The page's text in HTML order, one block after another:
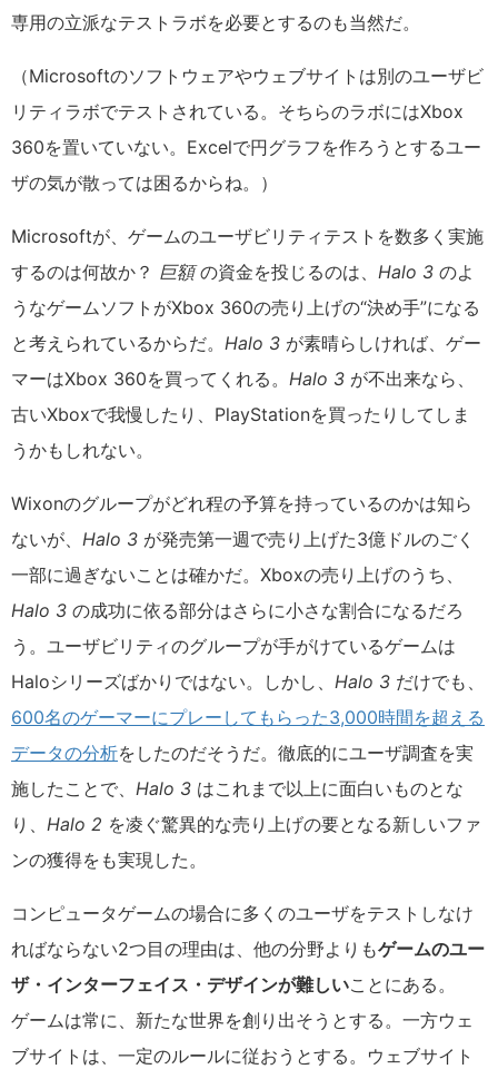
専用の立派なテストラボを必要とするのも当然だ。
（Microsoftのソフトウェアやウェブサイトは別のユーザビ
リティラボでテストされている。そちらのラボにはXbox
360を置いていない。Excelで円グラフを作ろうとするユー
ザの気が散っては困るからね。）
Microsoftが、ゲームのユーザビリティテストを数多く実施
するのは何故か？ 巨額の資金を投じるのは、 Halo 3 のよ
うなゲームソフトがXbox 360の売り上げの“決め手”になる
と考えられているからだ。 Halo 3 が素晴らしければ、ゲー
マーはXbox 360を買ってくれる。 Halo 3 が不出来なら、
古いXboxで我慢したり、PlayStationを買ったりしてしま
うかもしれない。
Wixonのグループがどれ程の予算を持っているのかは知ら
ないが、 Halo 3 が発売第一週で売り上げた3億ドルのごく
一部に過ぎないことは確かだ。Xboxの売り上げのうち、
Halo 3 の成功に依る部分はさらに小さな割合になるだろ
う。ユーザビリティのグループが手がけているゲームは
Haloシリーズばかりではない。しかし、 Halo 3 だけでも、
600名のゲーマーにプレーしてもらった3,000時間を超える
データの分析をしたのだそうだ。徹底的にユーザ調査を実
施したことで、 Halo 3 はこれまで以上に面白いものとな
り、 Halo 2 を凌ぐ驚異的な売り上げの要となる新しいファ
ンの獲得をも実現した。
コンピュータゲームの場合に多くのユーザをテストしなけ
ればならない2つ目の理由は、他の分野よりもゲームのユー
ザ・インターフェイス・デザインが難しいことにある。
ゲームは常に、新たな世界を創り出そうとする。一方ウェ
ブサイトは、一定のルールに従おうとする。ウェブサイト